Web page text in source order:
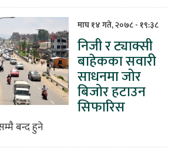
माघ १४ गते, २०७८ - १९:३८
निजी र ट्याक्सी
बाहेकका सवारी
साधनमा जोर
बिजोर हटाउन
सिफारिस
बन्द हुने